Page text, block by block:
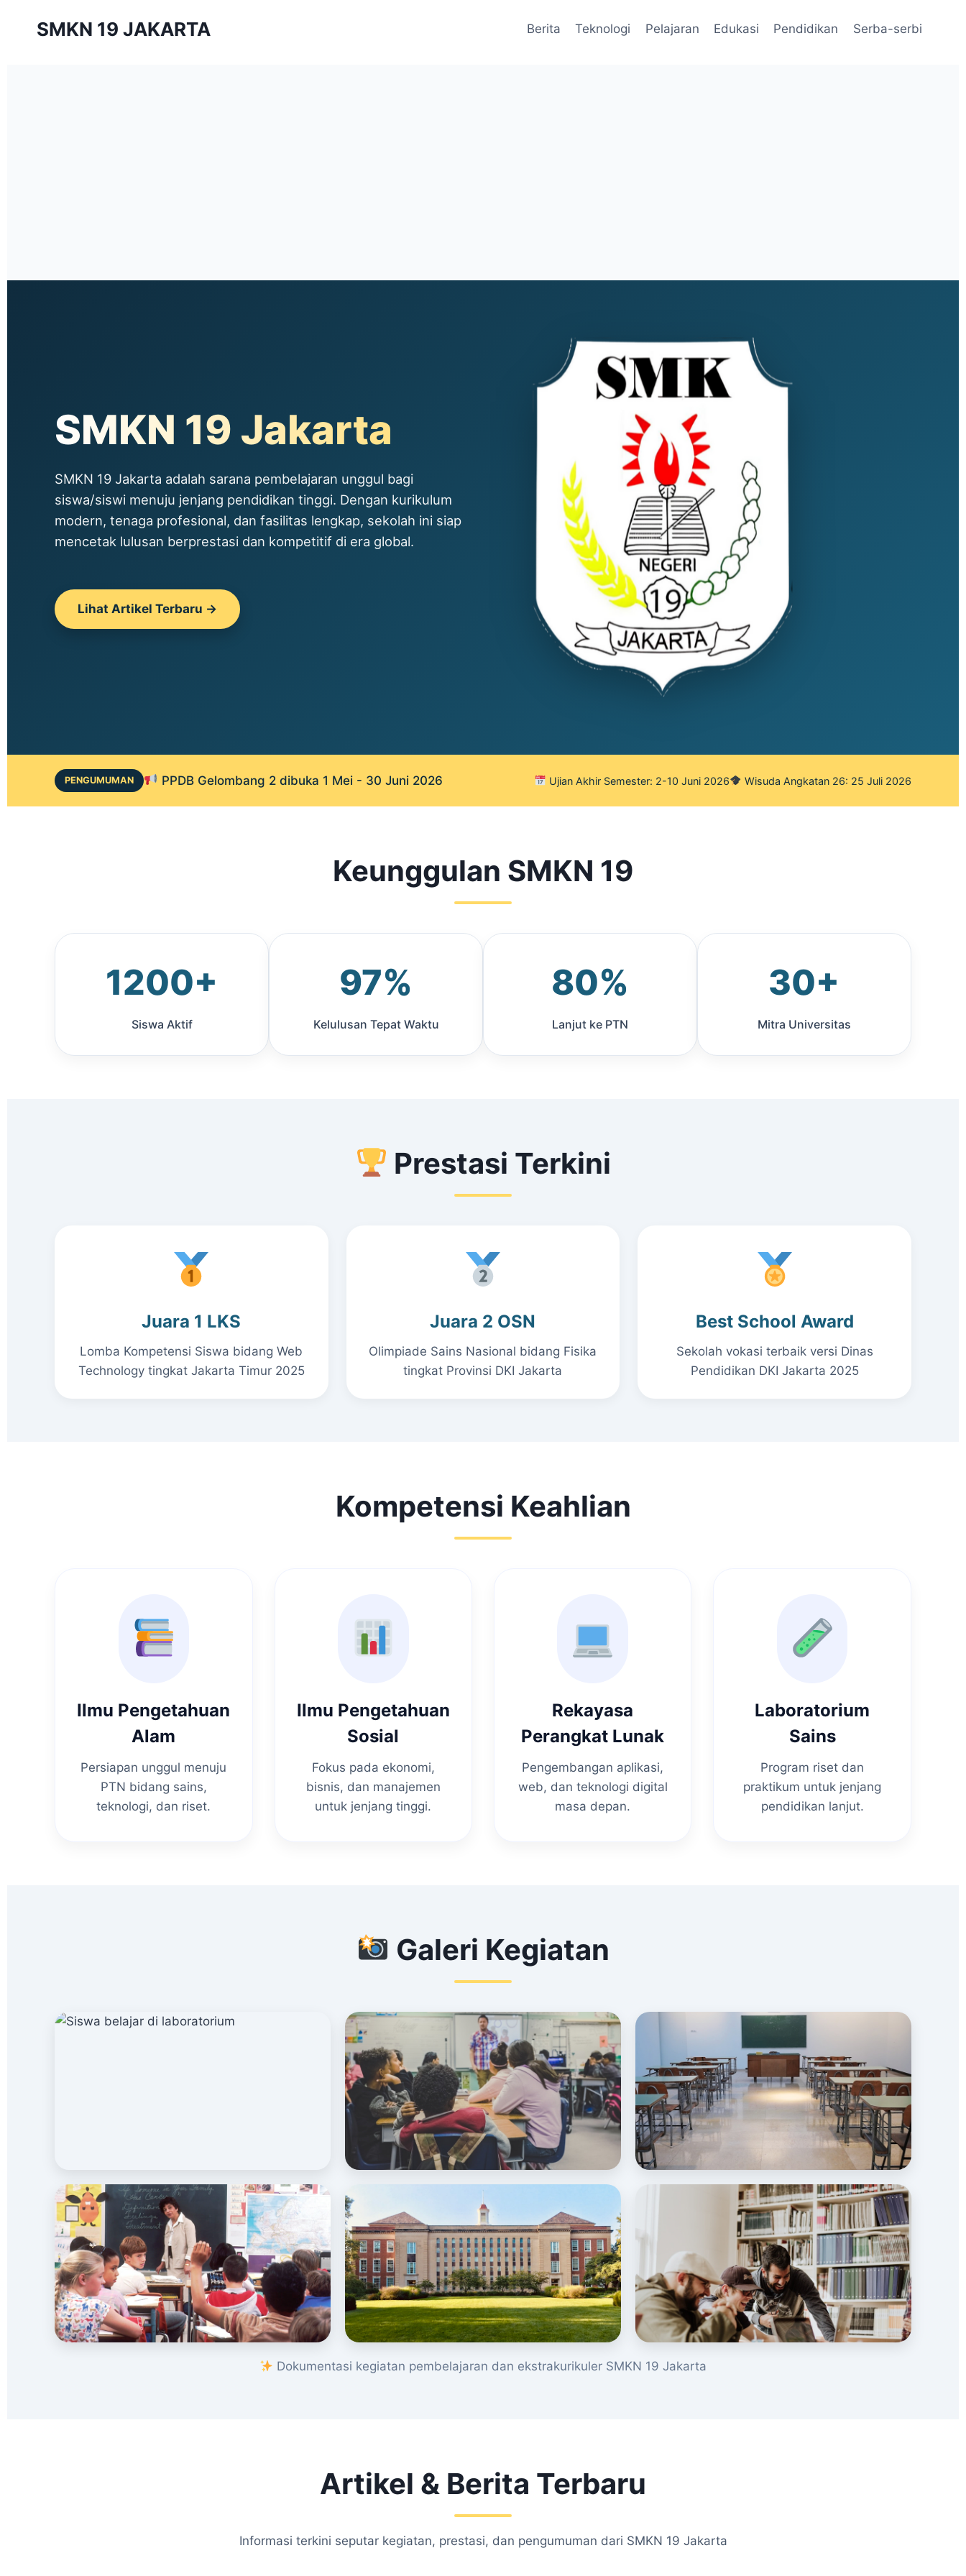
SMKN 19 JAKARTA Berita Teknologi Pelajaran Edukasi Pendidikan Serba-serbi
SMKN 19 Jakarta
SMKN 19 Jakarta adalah sarana pembelajaran unggul bagi
siswa/siswi menuju jenjang pendidikan tinggi. Dengan kurikulum
modern, tenaga profesional, dan fasilitas lengkap, sekolah ini siap
mencetak lulusan berprestasi dan kompetitif di era global.
Lihat Artikel Terbaru →
PENGUMUMAN PPDB Gelombang 2 dibuka 1 Mei - 30 Juni 2026 Ujian Akhir Semester: 2-10 Juni 2026 Wisuda Angkatan 26: 25 Juli 2026
Keunggulan SMKN 19
1200+
Siswa Aktif
97%
Kelulusan Tepat Waktu
80%
Lanjut ke PTN
30+
Mitra Universitas
Prestasi Terkini
Juara 1 LKS
Lomba Kompetensi Siswa bidang Web
Technology tingkat Jakarta Timur 2025
Juara 2 OSN
Olimpiade Sains Nasional bidang Fisika
tingkat Provinsi DKI Jakarta
Best School Award
Sekolah vokasi terbaik versi Dinas
Pendidikan DKI Jakarta 2025
Kompetensi Keahlian
Ilmu Pengetahuan
Alam
Persiapan unggul menuju
PTN bidang sains,
teknologi, dan riset.
Ilmu Pengetahuan
Sosial
Fokus pada ekonomi,
bisnis, dan manajemen
untuk jenjang tinggi.
Rekayasa
Perangkat Lunak
Pengembangan aplikasi,
web, dan teknologi digital
masa depan.
Laboratorium
Sains
Program riset dan
praktikum untuk jenjang
pendidikan lanjut.
Galeri Kegiatan
Dokumentasi kegiatan pembelajaran dan ekstrakurikuler SMKN 19 Jakarta
Artikel & Berita Terbaru
Informasi terkini seputar kegiatan, prestasi, dan pengumuman dari SMKN 19 Jakarta